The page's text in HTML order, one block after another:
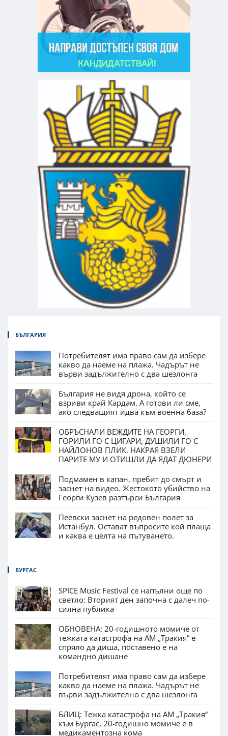
БЪЛГАРИЯ
Потребителят има право сам да избере
какво да наеме на плажа. Чадърът не
върви задължително с два шезлонга
България не видя дрона, който се
взриви край Кардам. А готови ли сме,
ако следващият идва към военна база?
ОБРЪСНАЛИ ВЕЖДИТЕ НА ГЕОРГИ,
ГОРИЛИ ГО С ЦИГАРИ, ДУШИЛИ ГО С
НАЙЛОНОВ ПЛИК. НАКРАЯ ВЗЕЛИ
ПАРИТЕ МУ И ОТИШЛИ ДА ЯДАТ ДЮНЕРИ
Подмамен в капан, пребит до смърт и
заснет на видео. Жестокото убийство на
Георги Кузев разтърси България
Пеевски заснет на редовен полет за
Истанбул. Остават въпросите кой плаща
и каква е целта на пътуването.
БУРГАС
SPICE Music Festival се напълни още по
светло: Вторият ден започна с далеч по-
силна публика
ОБНОВЕНА: 20-годишното момиче от
тежката катастрофа на АМ „Тракия“ е
спряло да диша, поставено е на
командно дишане
Потребителят има право сам да избере
какво да наеме на плажа. Чадърът не
върви задължително с два шезлонга
БЛИЦ: Тежка катастрофа на АМ „Тракия“
към Бургас, 20-годишно момиче е в
медикаментозна кома